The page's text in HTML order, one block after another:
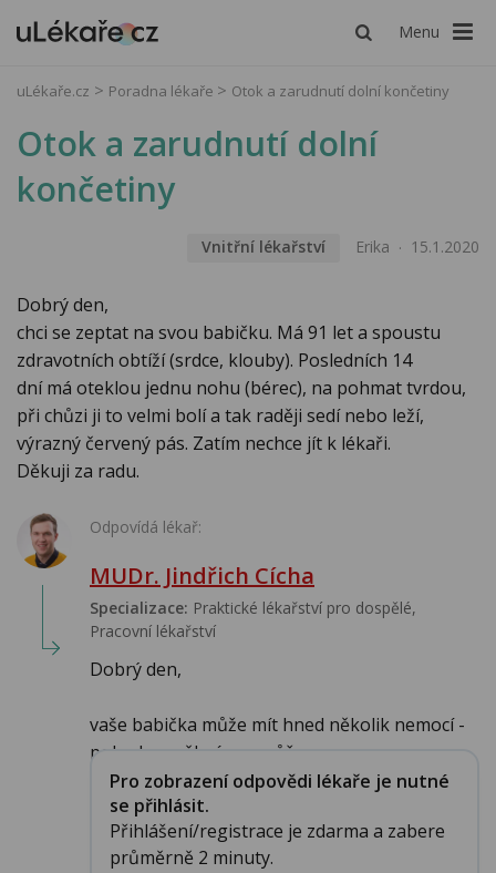
Menu
uLékaře.cz Poradna lékaře Otok a zarudnutí dolní končetiny
Otok a zarudnutí dolní
končetiny
Vnitřní lékařství Erika 15.1.2020
Dobrý den,
chci se zeptat na svou babičku. Má 91 let a spoustu
zdravotních obtíží (srdce, klouby). Posledních 14
dní má oteklou jednu nohu (bérec), na pohmat tvrdou,
při chůzi ji to velmi bolí a tak raději sedí nebo leží,
výrazný červený pás. Zatím nechce jít k lékaři.
Děkuji za radu.
Odpovídá lékař:
MUDr. Jindřich Cícha
Specializace: Praktické lékařství pro dospělé,
Pracovní lékařství
Dobrý den,
vaše babička může mít hned několik nemocí -
pokud neměla úraz, může se v p...
Pro zobrazení odpovědi lékaře je nutné
se přihlásit.
Přihlášení/registrace je zdarma a zabere
průměrně 2 minuty.